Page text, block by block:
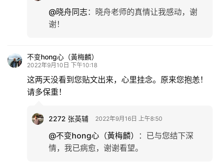
@晓舟同志： 晓舟老师的真情让我感动，谢
谢！
不变hong心（黃梅麟）
2022年9月10日 下午10:18
这两天没看到您贴文出来，心里挂念。原来您抱恙！
请多保重！
2272 张英辅 2022年9月16日 上午8:50
@不变hong心（黃梅麟） ： 已与您结下深
情，我已病愈，谢谢看望。